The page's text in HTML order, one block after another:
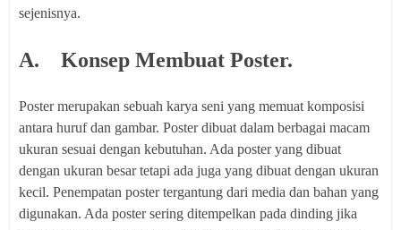
sejenisnya.
A. Konsep Membuat Poster.
Poster merupakan sebuah karya seni yang memuat komposisi
antara huruf dan gambar. Poster dibuat dalam berbagai macam
ukuran sesuai dengan kebutuhan. Ada poster yang dibuat
dengan ukuran besar tetapi ada juga yang dibuat dengan ukuran
kecil. Penempatan poster tergantung dari media dan bahan yang
digunakan. Ada poster sering ditempelkan pada dinding jika